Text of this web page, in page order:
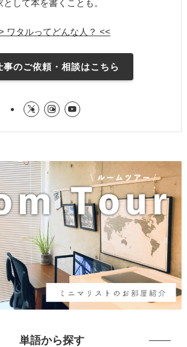
して本を書くことも。
ワタルってどんな人？ <<
事のご依頼・相談はこちら
単語から探す